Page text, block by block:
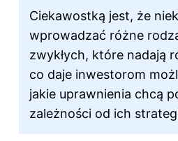
Ciekawostką jest, że
wprowadzać różne
zwykłych, które nadają
co daje inwestorom
jakie uprawnienia chcą
zależności od ich